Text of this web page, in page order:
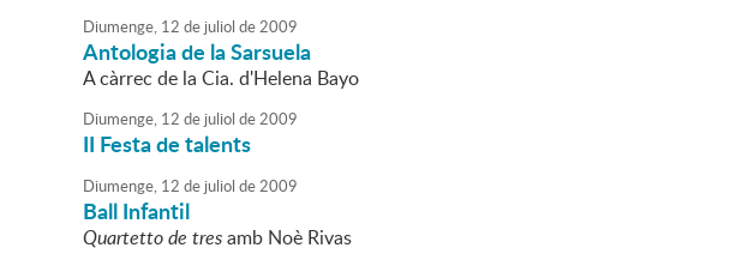
Diumenge, 12 de juliol de2009
Antologia de la Sarsuela
A càrrec de la Cia. d'Helena Bayo
Diumenge, 12 de juliol de2009
II Festa de talents
Diumenge, 12 de juliol de2009
Ball Infantil
Quartetto de tresamb Noè Rivas